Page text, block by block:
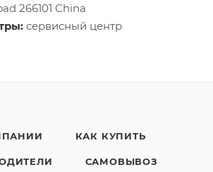
266101 China
сервисный центр
КАК КУПИТЬ
САМОВЫВОЗ